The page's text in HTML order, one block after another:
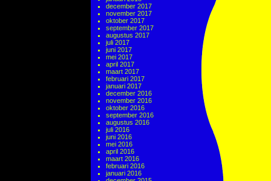
december 2017
november 2017
oktober 2017
september 2017
augustus 2017
juli 2017
juni 2017
mei 2017
april 2017
maart 2017
februari 2017
januari 2017
december 2016
november 2016
oktober 2016
september 2016
augustus 2016
juli 2016
juni 2016
mei 2016
april 2016
maart 2016
februari 2016
januari 2016